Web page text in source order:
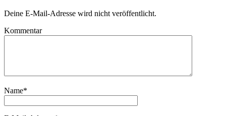
Deine E-Mail-Adresse wird nicht veröffentlicht.
Kommentar
Name*